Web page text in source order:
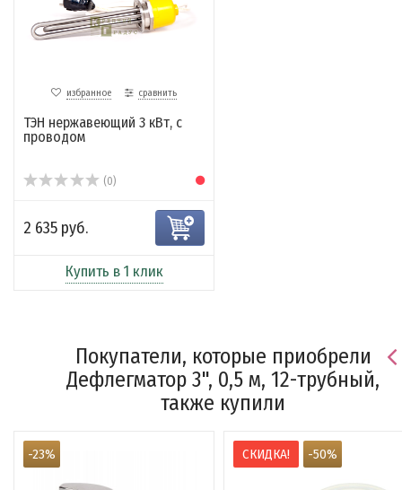
избранное сравнить
ТЭН нержавеющий 3 кВт, с
проводом
(0)
2 635 руб.
Купить в 1 клик
Покупатели, которые приобрели
Дефлегматор 3", 0,5 м, 12-трубный,
также купили
-23% СКИДКА! -50%